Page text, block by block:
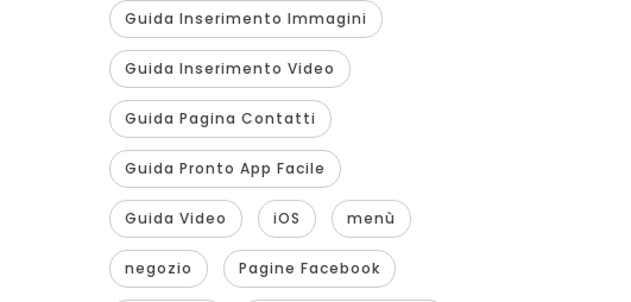
Guida Inserimento Immagini
Guida Inserimento Video
Guida Pagina Contatti
Guida Pronto App Facile
Guida Video iOS menù
negozio Pagine Facebook